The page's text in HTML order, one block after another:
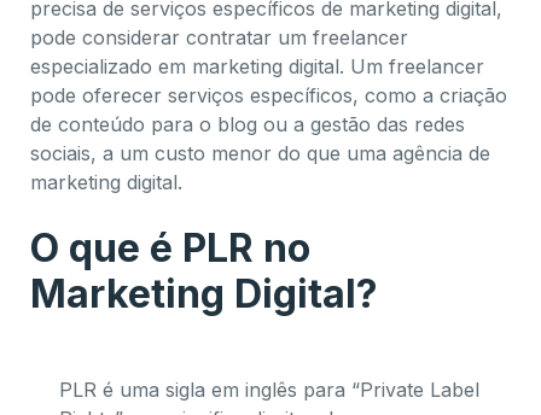
precisa de serviços específicos de marketing digital,
pode considerar contratar um freelancer
especializado em marketing digital. Um freelancer
pode oferecer serviços específicos, como a criação
de conteúdo para o blog ou a gestão das redes
sociais, a um custo menor do que uma agência de
marketing digital.
O que é PLR no
Marketing Digital?
PLR é uma sigla em inglês para “Private Label